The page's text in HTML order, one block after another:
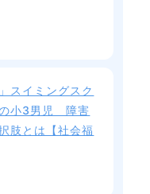
スイミングスク
の小3男児 障害
肢とは【社会福